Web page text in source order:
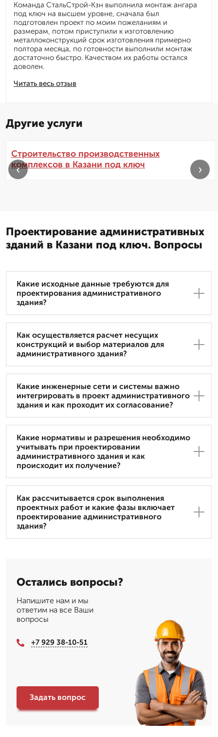
Читать весь отзыв
Команда СтальСтрой-Кзн выполнила монтаж ангара
под ключ на высшем уровне, сначала был
подготовлен проект по моим пожеланиям и
размерам, потом приступили к изготовлению
металлоконструкций срок изготовления примерно
полтора месяца, по готовности выполнили монтаж
достаточно быстро. Качеством их работы остался
доволен.
Другие услуги
Строительство производственных
комплексов в Казани под ключ
‹ ›
Проектирование административных
зданий в Казани под ключ. Вопросы
Какие исходные данные требуются для
проектирования административного
здания?
Как осуществляется расчет несущих
конструкций и выбор материалов для
административного здания?
Какие инженерные сети и системы важно
интегрировать в проект административного
здания и как проходит их согласование?
Какие нормативы и разрешения необходимо
учитывать при проектировании
административного здания и как
происходит их получение?
Как рассчитывается срок выполнения
проектных работ и какие фазы включает
проектирование административного
здания?
Остались вопросы?
Напишите нам и мы
ответим на все Ваши
вопросы
+7 929 38-10-51
Задать вопрос